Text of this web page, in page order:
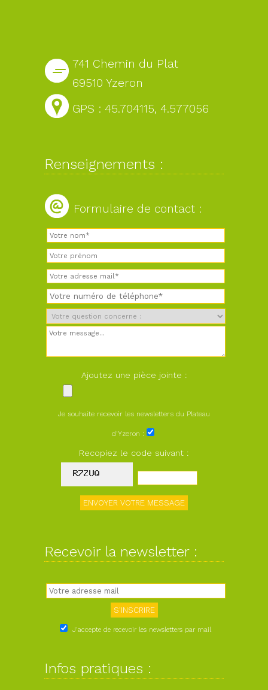
741 Chemin du Plat
69510 Yzeron
GPS : 45.704115, 4.577056
Renseignements :
Formulaire de contact :
Ajoutez une pièce jointe :
Je souhaite recevoir les newsletters du Plateau
d'Yzeron :
Recopiez le code suivant :
Recevoir la newsletter :
J'accepte de recevoir les newsletters par mail
Infos pratiques :